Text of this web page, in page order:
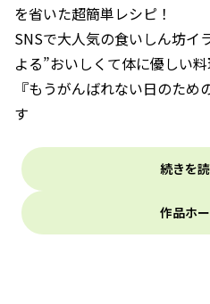
を省いた超簡単レシピ！
SNSで大人気の食いしん坊イ
よる”おいしくて体に優しい
『もうがんばれない日のた
す
続きを
作品ホ